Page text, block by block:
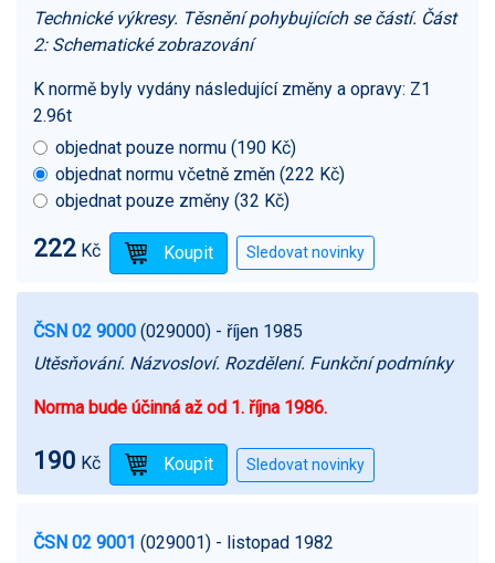
Technické výkresy. Těsnění pohybujících se částí. Část
2: Schematické zobrazování
K normě byly vydány následující změny a opravy: Z1
2.96t
objednat pouze normu (190 Kč)
objednat normu včetně změn (222 Kč)
objednat pouze změny (32 Kč)
222 Kč
ČSN 02 9000 (029000) - říjen 1985
Utěsňování. Názvosloví. Rozdělení. Funkční podmínky
Norma bude účinná až od 1. října 1986.
190 Kč
ČSN 02 9001 (029001) - listopad 1982